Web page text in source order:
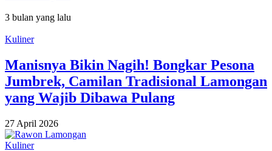
3 bulan yang lalu
Kuliner
Manisnya Bikin Nagih! Bongkar Pesona
Jumbrek, Camilan Tradisional Lamongan
yang Wajib Dibawa Pulang
27 April 2026
Kuliner